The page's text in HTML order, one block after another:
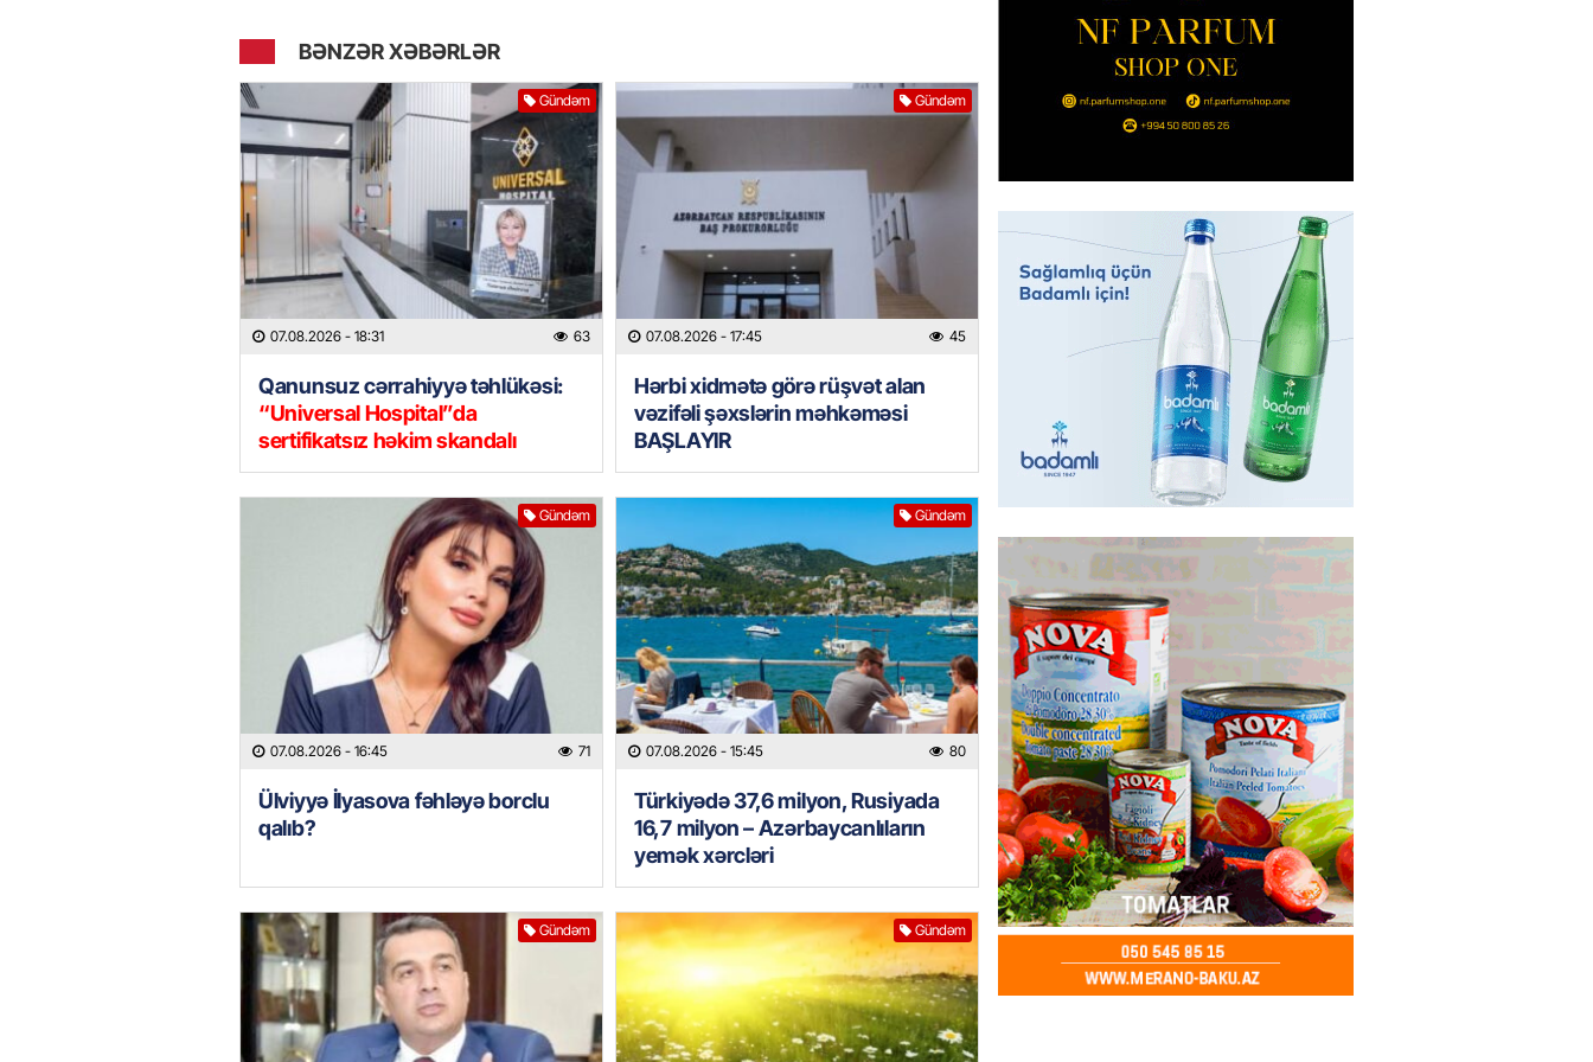
BƏNZƏR XƏBƏRLƏR
Gündəm
07.08.2026 - 18:31 63
Qanunsuz cərrahiyyə təhlükəsi:
“Universal Hospital”da
sertifikatsız həkim skandalı
Gündəm
07.08.2026 - 17:45 45
Hərbi xidmətə görə rüşvət alan
vəzifəli şəxslərin məhkəməsi
BAŞLAYIR
Gündəm
07.08.2026 - 16:45 71
Ülviyyə İlyasova fəhləyə borclu
qalıb?
Gündəm
07.08.2026 - 15:45 80
Türkiyədə 37,6 milyon, Rusiyada
16,7 milyon – Azərbaycanlıların
yemək xərcləri
Gündəm Gündəm
07.08.2026- 14:00
Mişustin avtomobildə Paşinyana nə
Prezidentdən Abel Məhərrəmovun oğlu
ilə bağlı SƏRƏNCAM
91
Prezidentdən Xəzər Fərhadov ilə bağlı
SƏRƏNCAM
07.08.2026- 13:15 70
Azərbaycanda Media və Yayım Şurası
yaradıldı
07.08.2026- 13:00
GÜNDƏM
Aytən Abdullayevaya yüksək vəzifə
verildi
07.08.2026- 12:45 89
GÜNDƏM
Paşinyan İssık-Kul gölündən gəzinti
videosunu paylaşıb
07.08.2026- 12:30 67
Sabunçu rayonunda 70 min manat